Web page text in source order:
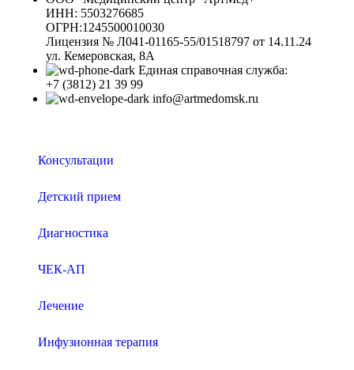
ИНН: 5503276685
ОГРН:1245500010030
Лицензия № Л041-01165-55/01518797 от 14.11.24
ул. Кемеровская, 8А
Единая справочная служба:
+7 (3812) 21 39 99
info@artmedomsk.ru
Консультации
Детский прием
Диагностика
ЧЕК-АП
Лечение
Инфузионная терапия